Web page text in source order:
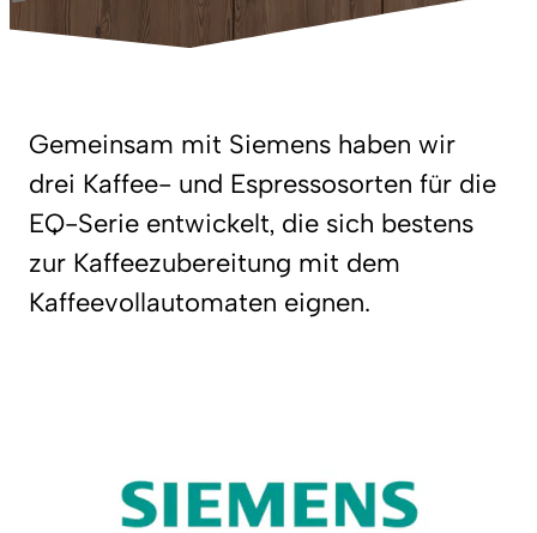
Gemeinsam mit Siemens haben wir
drei Kaffee- und Espressosorten für die
EQ-Serie entwickelt, die sich bestens
zur Kaffeezubereitung mit dem
Kaffeevollautomaten eignen.